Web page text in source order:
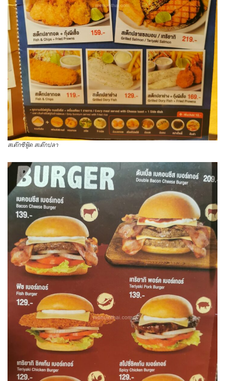
สเต๊กซีฟู้ด สเต๊กปลา